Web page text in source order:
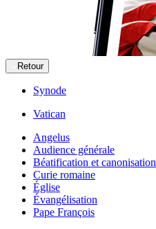
Retour
Synode
Vatican
Angelus
Audience générale
Béatification et canonisation
Curie romaine
Église
Évangélisation
Pape François